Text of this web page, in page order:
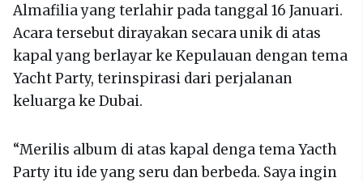
Almafilia yang terlahir pada tanggal 16 Januari.
Acara tersebut dirayakan secara unik di atas
kapal yang berlayar ke Kepulauan dengan tema
Yacht Party, terinspirasi dari perjalanan
keluarga ke Dubai.
“Merilis album di atas kapal denga tema Yacth
Party itu ide yang seru dan berbeda. Saya ingin